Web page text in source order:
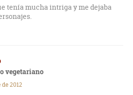
tenía mucha intriga y me dejaba
vegetariano
2012